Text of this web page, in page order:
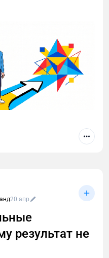
остаётся
как оценивать этот
говорят данные
20 апр
результат не